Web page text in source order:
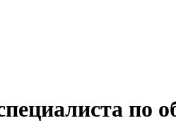
по